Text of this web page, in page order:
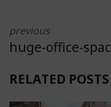
previous
huge-office-
RELATED POSTS